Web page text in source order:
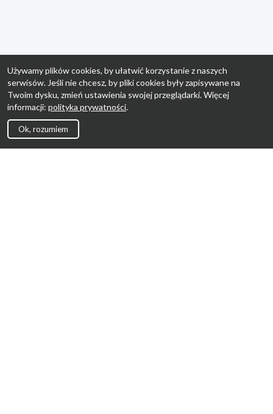
Używamy plików cookies, by ułatwić korzystanie z naszych
serwisów. Jeśli nie chcesz, by pliki cookies były zapisywane na
Twoim dysku, zmień ustawienia swojej przeglądarki. Więcej
informacji: polityka prywatności.
Ok, rozumiem